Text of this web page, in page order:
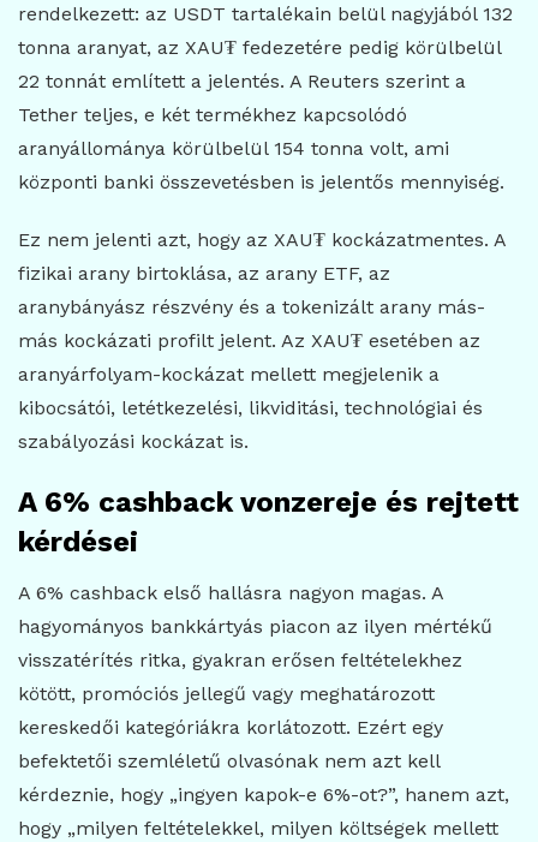
rendelkezett: az USDT tartalékain belül nagyjából 132
tonna aranyat, az XAU₮ fedezetére pedig körülbelül
22 tonnát említett a jelentés. A Reuters szerint a
Tether teljes, e két termékhez kapcsolódó
aranyállománya körülbelül 154 tonna volt, ami
központi banki összevetésben is jelentős mennyiség.
Ez nem jelenti azt, hogy az XAU₮ kockázatmentes. A
fizikai arany birtoklása, az arany ETF, az
aranybányász részvény és a tokenizált arany más-
más kockázati profilt jelent. Az XAU₮ esetében az
aranyárfolyam-kockázat mellett megjelenik a
kibocsátói, letétkezelési, likviditási, technológiai és
szabályozási kockázat is.
A 6% cashback vonzereje és rejtett
kérdései
A 6% cashback első hallásra nagyon magas. A
hagyományos bankkártyás piacon az ilyen mértékű
visszatérítés ritka, gyakran erősen feltételekhez
kötött, promóciós jellegű vagy meghatározott
kereskedői kategóriákra korlátozott. Ezért egy
befektetői szemléletű olvasónak nem azt kell
kérdeznie, hogy „ingyen kapok-e 6%-ot?”, hanem azt,
hogy „milyen feltételekkel, milyen költségek mellett